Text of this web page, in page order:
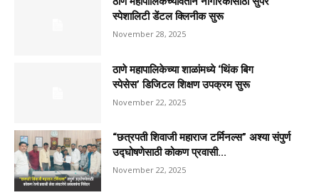
स्पेशालिटी डेंटल क्लिनीक सुरू
November 28, 2025
ठाणे महापालिकेच्या शाळांमध्ये ‘थिंक बिग
स्पेसेस’ डिजिटल शिक्षण उपक्रम सुरू
November 22, 2025
“छत्रपती शिवाजी महाराज टर्मिनल्स” अश्या संपुर्ण
उद्घोषणेसाठी कोकण प्रवासी...
November 22, 2025